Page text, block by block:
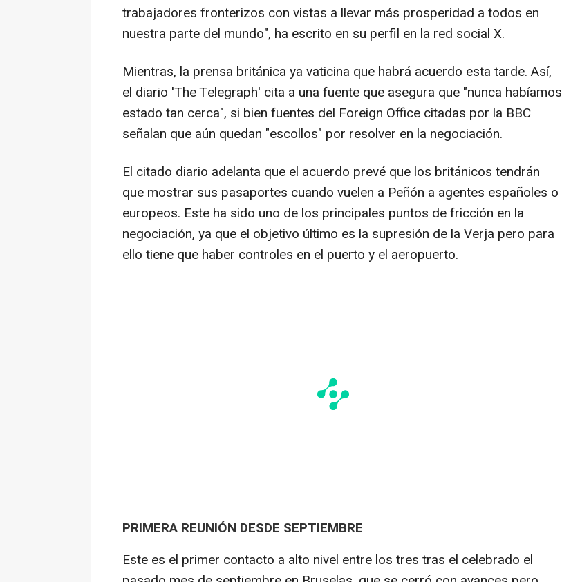
trabajadores fronterizos con vistas a llevar más prosperidad a todos en
nuestra parte del mundo", ha escrito en su perfil en la red social X.
Mientras, la prensa británica ya vaticina que habrá acuerdo esta tarde. Así,
el diario 'The Telegraph' cita a una fuente que asegura que "nunca habíamos
estado tan cerca", si bien fuentes del Foreign Office citadas por la BBC
señalan que aún quedan "escollos" por resolver en la negociación.
El citado diario adelanta que el acuerdo prevé que los británicos tendrán
que mostrar sus pasaportes cuando vuelen a Peñón a agentes españoles o
europeos. Este ha sido uno de los principales puntos de fricción en la
negociación, ya que el objetivo último es la supresión de la Verja pero para
ello tiene que haber controles en el puerto y el aeropuerto.
PRIMERA REUNIÓN DESDE SEPTIEMBRE
Este es el primer contacto a alto nivel entre los tres tras el celebrado el